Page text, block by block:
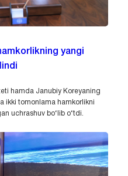
yangi
hamda Janubiy Koreyaning
ikki tomonlama hamkorlikni
uchrashuv bo‘lib o‘tdi.